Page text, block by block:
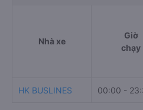
Nhà xe
Giờ
chạy
HK BUSLINES 00:00 -